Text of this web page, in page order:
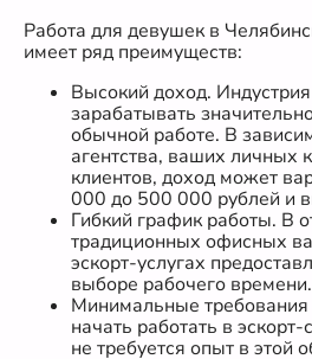
Работа для девушек в
имеет ряд преимуществ:
Высокий доход.
зарабатывать
обычной работе. В
агентства, ваших личных
клиентов, доход может
000 до 500 000 рублей и
Гибкий график работы. В
традиционных офисных
эскорт-услугах
выборе рабочего времени.
Минимальные требования
начать работать в
не требуется опыт в этой